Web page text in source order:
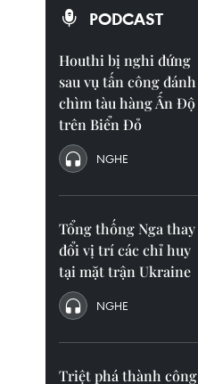
PODCAST
Houthi bị nghi đứng
sau vụ tấn công đánh
chìm tàu hàng Ấn Độ
trên Biển Đỏ
NGHE
Tổng thống Nga thay
đổi vị trí các chỉ huy
tại mặt trận Ukraine
NGHE
Triệt phá thành công